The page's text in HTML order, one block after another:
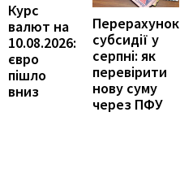
Курс
валют на
10.08.2026:
євро
пішло
вниз
Перерахунок
субсидії у
серпні: як
перевірити
нову суму
через ПФУ